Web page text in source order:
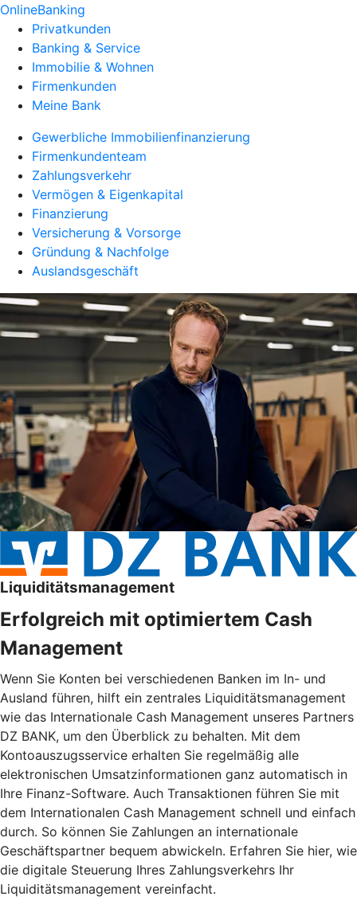
OnlineBanking
Privatkunden
Banking & Service
Immobilie & Wohnen
Firmenkunden
Meine Bank
Gewerbliche Immobilienfinanzierung
Firmenkundenteam
Zahlungsverkehr
Vermögen & Eigenkapital
Finanzierung
Versicherung & Vorsorge
Gründung & Nachfolge
Auslandsgeschäft
Liquiditätsmanagement
Erfolgreich mit optimiertem Cash
Management
Wenn Sie Konten bei verschiedenen Banken im In- und
Ausland führen, hilft ein zentrales Liquiditätsmanagement
wie das Internationale Cash Management unseres Partners
DZ BANK, um den Überblick zu behalten. Mit dem
Kontoauszugsservice erhalten Sie regelmäßig alle
elektronischen Umsatzinformationen ganz automatisch in
Ihre Finanz-Software. Auch Transaktionen führen Sie mit
dem Internationalen Cash Management schnell und einfach
durch. So können Sie Zahlungen an internationale
Geschäftspartner bequem abwickeln. Erfahren Sie hier, wie
die digitale Steuerung Ihres Zahlungsverkehrs Ihr
Liquiditätsmanagement vereinfacht.